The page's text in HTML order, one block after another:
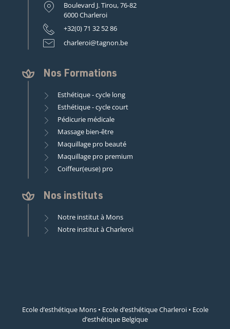
Boulevard J. Tirou, 76-82
6000 Charleroi
+32(0) 71 32 52 86
charleroi@tagnon.be
Nos Formations
Esthétique - cycle long
Esthétique - cycle court
Pédicurie médicale
Massage bien-être
Maquillage pro beauté
Maquillage pro premium
Coiffeur(euse) pro
Nos instituts
Notre institut à Mons
Notre institut à Charleroi
Ecole d’esthétique Mons • Ecole d’esthétique Charleroi • Ecole
d’esthétique Belgique